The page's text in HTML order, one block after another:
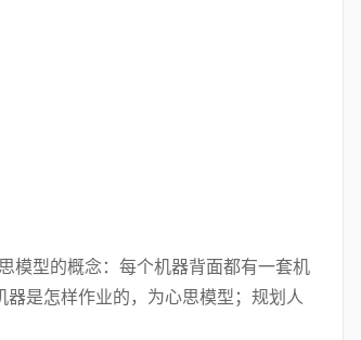
模型的概念：每个机器背面都有一套机
是怎样作业的，为心思模型；规划人